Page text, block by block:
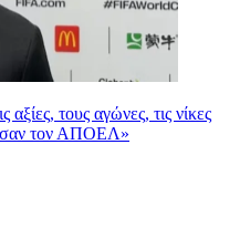
τους αγώνες, τις νίκες
τον ΑΠΟΕΛ»